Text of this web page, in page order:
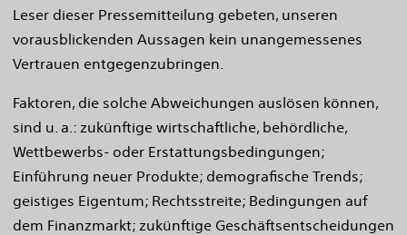
Leser dieser Pressemitteilung gebeten, unseren
vorausblickenden Aussagen kein unangemessenes
Vertrauen entgegenzubringen.
Faktoren, die solche Abweichungen auslösen können,
sind u. a.: zukünftige wirtschaftliche, behördliche,
Wettbewerbs- oder Erstattungsbedingungen;
Einführung neuer Produkte; demografische Trends;
geistiges Eigentum; Rechtsstreite; Bedingungen auf
dem Finanzmarkt; zukünftige Geschäftsentscheidungen